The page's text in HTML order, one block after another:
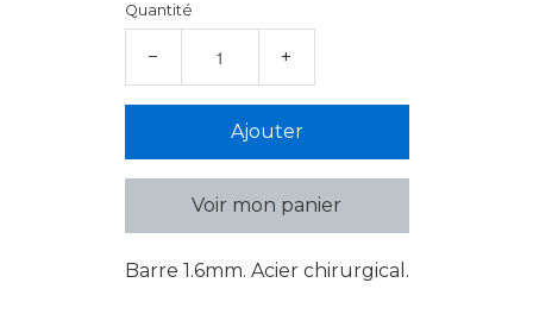
Quantité
− +
Ajouter
Voir mon panier
Barre 1.6mm. Acier chirurgical.